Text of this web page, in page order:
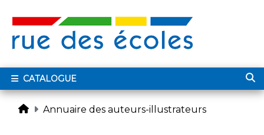
CATALOGUE
Annuaire des auteurs-illustrateurs